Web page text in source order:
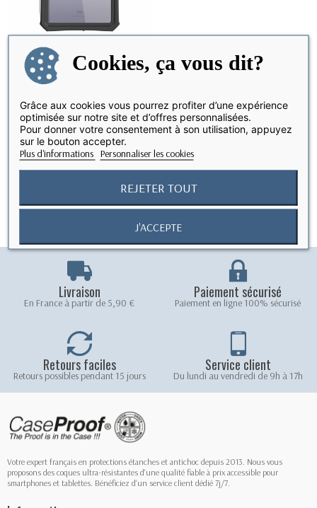
iPad Mini 6 (A17 PRO) -
Coque Etanche et...
69,90 €
Affichage 1-1 de 1 article(s)
Livraison
En France à partir de 5,90 €
Paiement sécurisé
Paiement en ligne 100% sécurisé
Retours faciles
Retours possibles pendant 15 jours
Service client
Du lundi au vendredi de 9h à 17h
Votre expert français en protections étanches et antichoc depuis 2013. Nous vous
proposons des coques ultra-résistantes d'une qualité fiable à prix accessible pour
smartphones et tablettes. Bénéficiez d'un service client dédié 7j/7.
Cookies, ça vous dit?
Grâce aux cookies vous pourrez profiter d’une expérience
optimisée sur notre site et d’offres personnalisées.
Pour donner votre consentement à son utilisation, appuyez
sur le bouton accepter.
Plus d'informations Personnaliser les cookies
REJETER TOUT
J'ACCEPTE